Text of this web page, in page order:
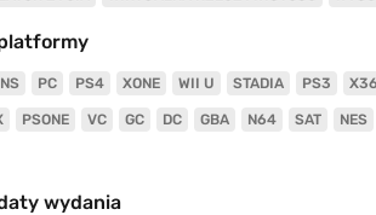
NS PC PS4 XONE WII U STADIA PS3
PSONE VC GC DC GBA N64 SAT NES
wydania